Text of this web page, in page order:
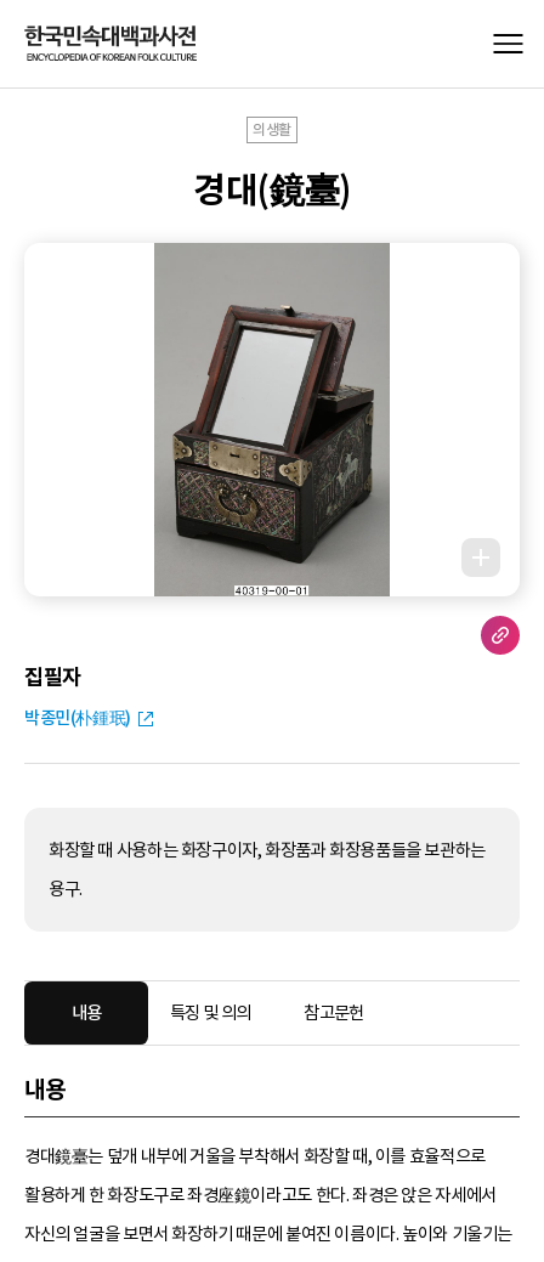
의생활
경대(鏡臺)
집필자
박종민(朴鍾珉)
화장할 때 사용하는 화장구이자, 화장품과 화장용품들을 보관하는
용구.
내용 특징 및 의의 참고문헌
내용
경대鏡臺는 덮개 내부에 거울을 부착해서 화장할 때, 이를 효율적으로
활용하게 한 화장도구로 좌경座鏡이라고도 한다. 좌경은 앉은 자세에서
자신의 얼굴을 보면서 화장하기 때문에 붙여진 이름이다. 높이와 기울기는